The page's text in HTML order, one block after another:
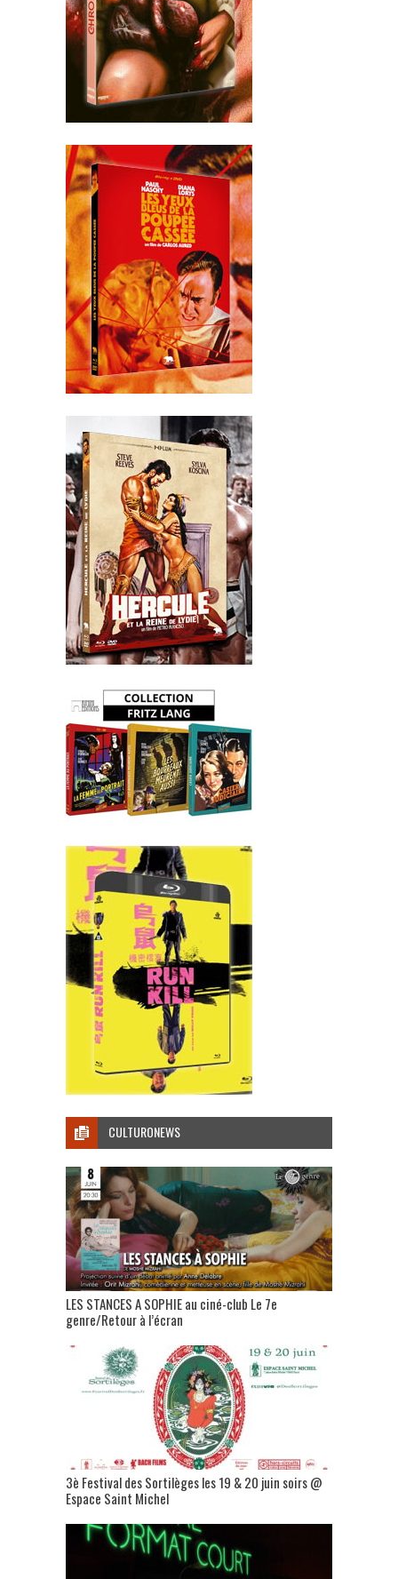
CULTURONEWS
LES STANCES A SOPHIE au ciné-club Le 7e
genre/Retour à l’écran
3è Festival des Sortilèges les 19 & 20 juin soirs @
Espace Saint Michel